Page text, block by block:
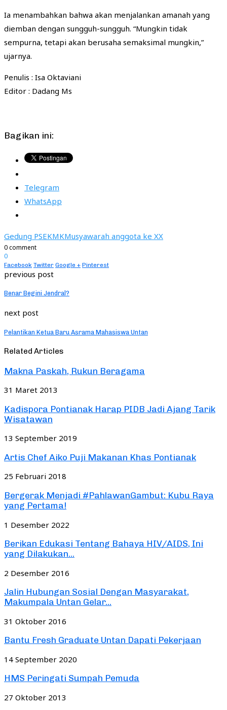
Ia menambahkan bahwa akan menjalankan amanah yang
diemban dengan sungguh-sungguh. “Mungkin tidak
sempurna, tetapi akan berusaha semaksimal mungkin,”
ujarnya.
Penulis : Isa Oktaviani
Editor : Dadang Ms
Bagikan ini:
Telegram
WhatsApp
Gedung PSEKMKMusyawarah anggota ke XX
0 comment
0
Facebook Twitter Google + Pinterest
previous post
Benar Begini Jendral?
next post
Pelantikan Ketua Baru Asrama Mahasiswa Untan
Related Articles
Makna Paskah, Rukun Beragama
31 Maret 2013
Kadispora Pontianak Harap PIDB Jadi Ajang Tarik
Wisatawan
13 September 2019
Artis Chef Aiko Puji Makanan Khas Pontianak
25 Februari 2018
Bergerak Menjadi #PahlawanGambut: Kubu Raya
yang Pertama!
1 Desember 2022
Berikan Edukasi Tentang Bahaya HIV/AIDS, Ini
yang Dilakukan...
2 Desember 2016
Jalin Hubungan Sosial Dengan Masyarakat,
Makumpala Untan Gelar...
31 Oktober 2016
Bantu Fresh Graduate Untan Dapati Pekerjaan
14 September 2020
HMS Peringati Sumpah Pemuda
27 Oktober 2013